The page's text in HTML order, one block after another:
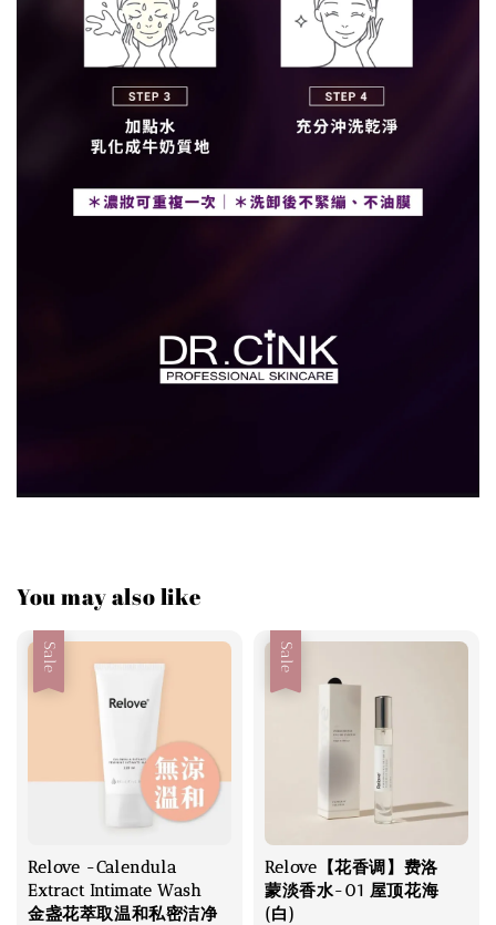
You may also like
Sale
Relove -Calendula
Extract Intimate Wash
金盏花萃取温和私密洁净
Sale
Relove【花香调】费洛
蒙淡香水-01 屋顶花海
(白)